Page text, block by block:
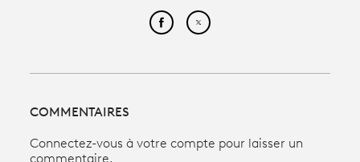
Partager cet article sur
Partager cet article sur
COMMENTAIRES
Connectez-vous à votre compte pour laisser un